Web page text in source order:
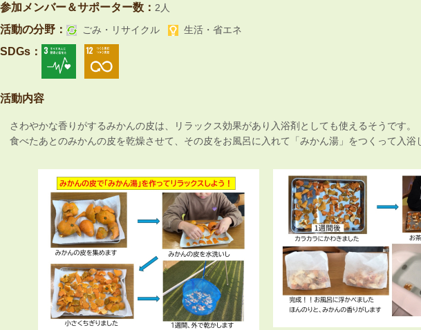
参加メンバー＆サポーター数： 2人
活動の分野： ごみ・リサイクル 生活・省エネ
SDGs：
活動内容
さわやかな香りがするみかんの皮は、リラックス効果があり入浴剤としても使えるそうです。
食べたあとのみかんの皮を乾燥させて、その皮をお風呂に入れて「みかん湯」をつくって入浴